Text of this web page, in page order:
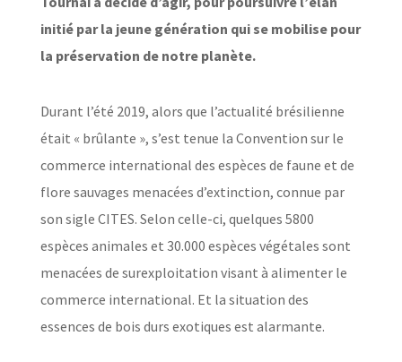
initié par la jeune génération qui se mobilise pour
la préservation de notre planète.
Durant l’été 2019, alors que l’actualité brésilienne
était « brûlante », s’est tenue la Convention sur le
commerce international des espèces de faune et de
flore sauvages menacées d’extinction, connue par
son sigle CITES. Selon celle-ci, quelques 5800
espèces animales et 30.000 espèces végétales sont
menacées de surexploitation visant à alimenter le
commerce international. Et la situation des
essences de bois durs exotiques est alarmante.